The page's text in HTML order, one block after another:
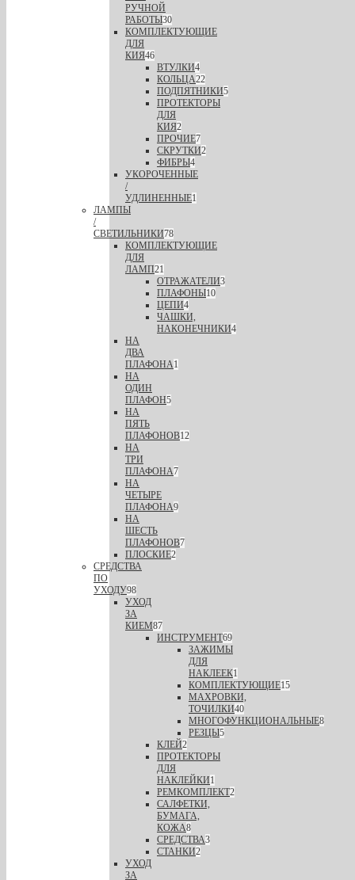
РУЧНОЙ
РАБОТЫ30
КОМПЛЕКТУЮЩИЕ
ДЛЯ
КИЯ46
ВТУЛКИ4
КОЛЬЦА22
ПОДПЯТНИКИ5
ПРОТЕКТОРЫ
ДЛЯ
КИЯ2
ПРОЧИЕ7
СКРУТКИ2
ФИБРЫ4
УКОРОЧЕННЫЕ
/
УДЛИНЕННЫЕ1
ЛАМПЫ
/
СВЕТИЛЬНИКИ78
КОМПЛЕКТУЮЩИЕ
ДЛЯ
ЛАМП21
ОТРАЖАТЕЛИ3
ПЛАФОНЫ10
ЦЕПИ4
ЧАШКИ,
НАКОНЕЧНИКИ4
НА
ДВА
ПЛАФОНА1
НА
ОДИН
ПЛАФОН5
НА
ПЯТЬ
ПЛАФОНОВ12
НА
ТРИ
ПЛАФОНА7
НА
ЧЕТЫРЕ
ПЛАФОНА9
НА
ШЕСТЬ
ПЛАФОНОВ7
ПЛОСКИЕ2
СРЕДСТВА
ПО
УХОДУ98
УХОД
ЗА
КИЕМ87
ИНСТРУМЕНТ69
ЗАЖИМЫ
ДЛЯ
НАКЛЕЕК1
КОМПЛЕКТУЮЩИЕ15
МАХРОВКИ,
ТОЧИЛКИ40
МНОГОФУНКЦИОНАЛЬНЫЕ8
РЕЗЦЫ5
КЛЕЙ2
ПРОТЕКТОРЫ
ДЛЯ
НАКЛЕЙКИ1
РЕМКОМПЛЕКТ2
САЛФЕТКИ,
БУМАГА,
КОЖА8
СРЕДСТВА3
СТАНКИ2
УХОД
ЗА